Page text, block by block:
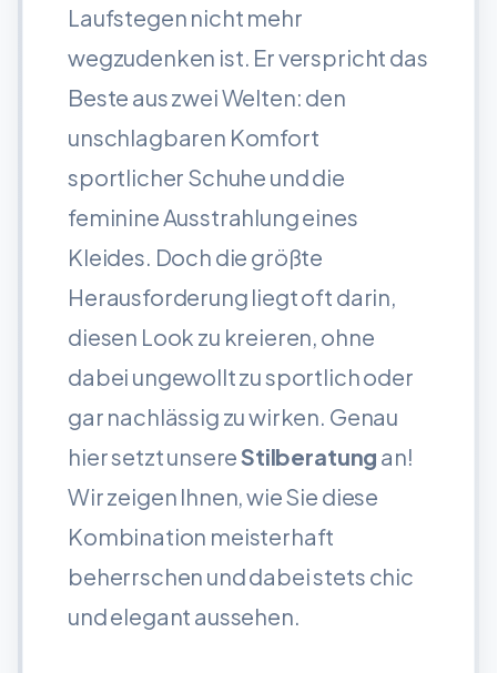
Laufstegen nicht mehr
wegzudenken ist. Er verspricht das
Beste aus zwei Welten: den
unschlagbaren Komfort
sportlicher Schuhe und die
feminine Ausstrahlung eines
Kleides. Doch die größte
Herausforderung liegt oft darin,
diesen Look zu kreieren, ohne
dabei ungewollt zu sportlich oder
gar nachlässig zu wirken. Genau
hier setzt unsereStilberatung an!
Wir zeigen Ihnen, wie Sie diese
Kombination meisterhaft
beherrschen und dabei stets chic
und elegant aussehen.